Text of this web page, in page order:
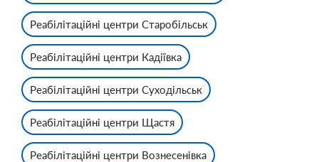
Реабілітаційні центри Старобільськ
Реабілітаційні центри Кадіївка
Реабілітаційні центри Суходільськ
Реабілітаційні центри Щастя
Реабілітаційні центри Вознесенівка